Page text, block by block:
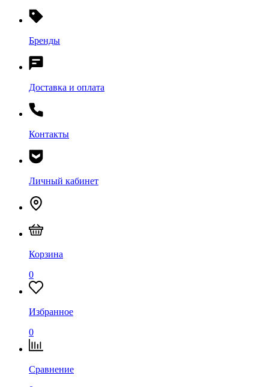
Бренды
Доставка и оплата
Контакты
Личный кабинет
Корзина
0
Избранное
0
Сравнение